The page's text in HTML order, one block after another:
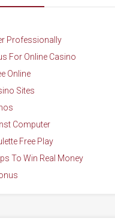
Professionally
For Online Casino
Online
Sites
Computer
Free Play
To Win Real Money